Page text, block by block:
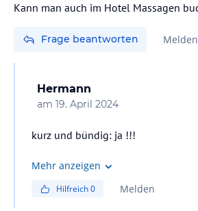
Frage beantworten Melden
Hermann
am 19. April 2024
kurz und bündig: ja !!!
Mehr anzeigen
Hilfreich0 Melden